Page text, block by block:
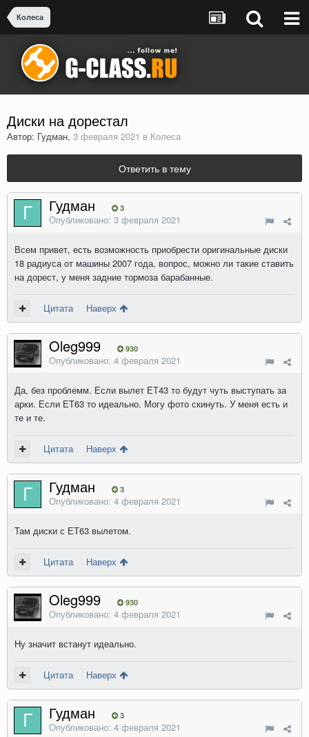
Колеса
Диски на дорестал
Автор: Гудман, 3 февраля 2021 в Колеса
Ответить в тему
Гудман 3
Опубликовано: 3 февраля 2021
Всем привет, есть возможность приобрести оригинальные диски
18 радиуса от машины 2007 года, вопрос, можно ли такие ставить
на дорест, у меня задние тормоза барабанные.
Цитата Наверх
Oleg999 930
Опубликовано: 4 февраля 2021
Да, без проблемм. Если вылет ЕТ43 то будут чуть выступать за
арки. Если ЕТ63 то идеально. Могу фото скинуть. У меня есть и
те и те.
Цитата Наверх
Гудман 3
Опубликовано: 4 февраля 2021
Там диски с ЕТ63 вылетом.
Цитата Наверх
Oleg999 930
Опубликовано: 4 февраля 2021
Ну значит встанут идеально.
Цитата Наверх
Гудман 3
Опубликовано: 4 февраля 2021